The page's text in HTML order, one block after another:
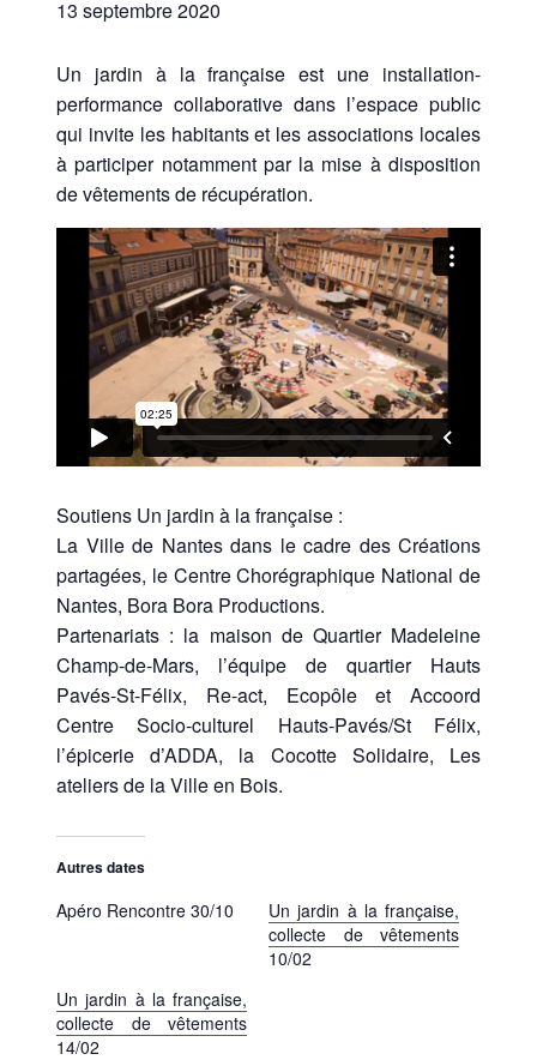
13 septembre 2020
Un jardin à la française est une installation-
performance collaborative dans l’espace public
qui invite les habitants et les associations locales
à participer notamment par la mise à disposition
de vêtements de récupération.
Soutiens Un jardin à la française :
La Ville de Nantes dans le cadre des Créations
partagées, le Centre Chorégraphique National de
Nantes, Bora Bora Productions.
Partenariats : la maison de Quartier Madeleine
Champ-de-Mars, l’équipe de quartier Hauts
Pavés-St-Félix, Re-act, Ecopôle et Accoord
Centre Socio-culturel Hauts-Pavés/St Félix,
l’épicerie d’ADDA, la Cocotte Solidaire, Les
ateliers de la Ville en Bois.
Autres dates
Apéro Rencontre 30/10
Un jardin à la française,
collecte de vêtements
10/02
Un jardin à la française,
collecte de vêtements
14/02